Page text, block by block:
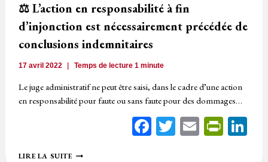
COMMUNAUTÉ
D’AGGLOMÉRATION
ET
L’ENTREPRISE
CONDAMNÉES
À
INDEMNISER
PROPRIÉTAIRE
D’UN
⚖️ L’action en responsabilité à fin
d’injonction est nécessairement précédée de
conclusions indemnitaires
17 avril 2022 Temps de lecture1 minute
Le juge administratif ne peut être saisi, dans le cadre d’une action
en responsabilité pour faute ou sans faute pour des dommages…
Facebook
Twitter
Email
LIRE LA SUITE⚖️